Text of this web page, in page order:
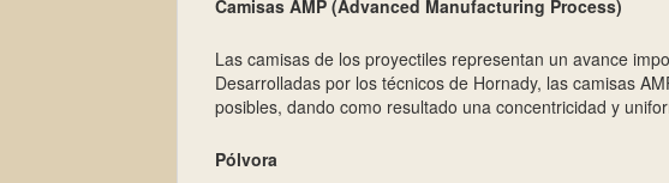
Camisas AMP (Advanced Manufacturing Process)
Las camisas de los proyectiles representan un avance
Desarrolladas por los técnicos de Hornady, las camisas
posibles, dando como resultado una concentricidad y
Pólvora